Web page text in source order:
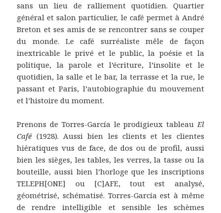
sans un lieu de ralliement quotidien. Quartier
général et salon particulier, le café permet à André
Breton et ses amis de se rencontrer sans se couper
du monde. Le café surréaliste mêle de façon
inextricable le privé et le public, la poésie et la
politique, la parole et l’écriture, l’insolite et le
quotidien, la salle et le bar, la terrasse et la rue, le
passant et Paris, l’autobiographie du mouvement
et l’histoire du moment.
Prenons de Torres-García le prodigieux tableauEl
Café(1928). Aussi bien les clients et les clientes
hiératiques vus de face, de dos ou de profil, aussi
bien les sièges, les tables, les verres, la tasse ou la
bouteille, aussi bien l’horloge que les inscriptions
TELEPH[ONE] ou [C]AFE, tout est analysé,
géométrisé, schématisé. Torres-García est à même
de rendre intelligible et sensible les schèmes